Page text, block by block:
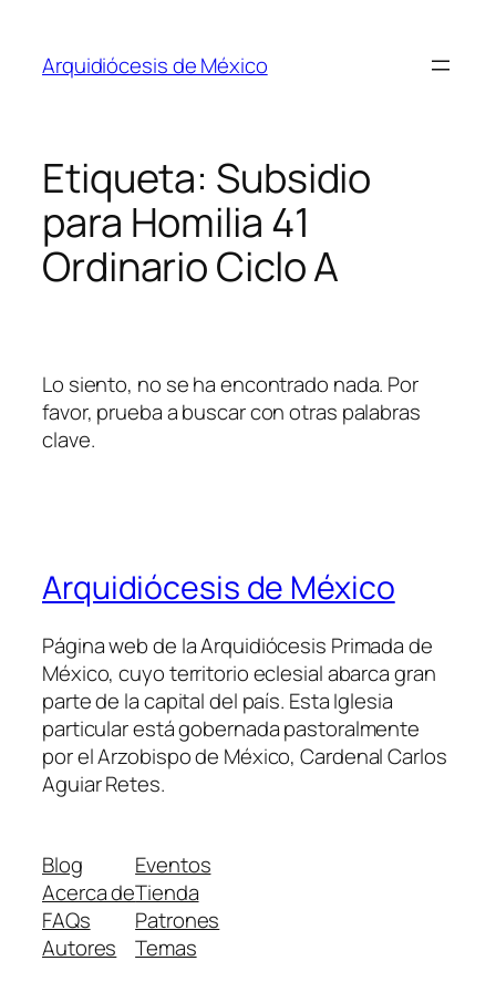
contenido
Arquidiócesis de México
Etiqueta: Subsidio
para Homilia 41
Ordinario Ciclo A
Lo siento, no se ha encontrado nada. Por
favor, prueba a buscar con otras palabras
clave.
Arquidiócesis de México
Página web de la Arquidiócesis Primada de
México, cuyo territorio eclesial abarca gran
parte de la capital del país. Esta Iglesia
particular está gobernada pastoralmente
por el Arzobispo de México, Cardenal Carlos
Aguiar Retes.
Blog
Acerca de
FAQs
Autores
Eventos
Tienda
Patrones
Temas